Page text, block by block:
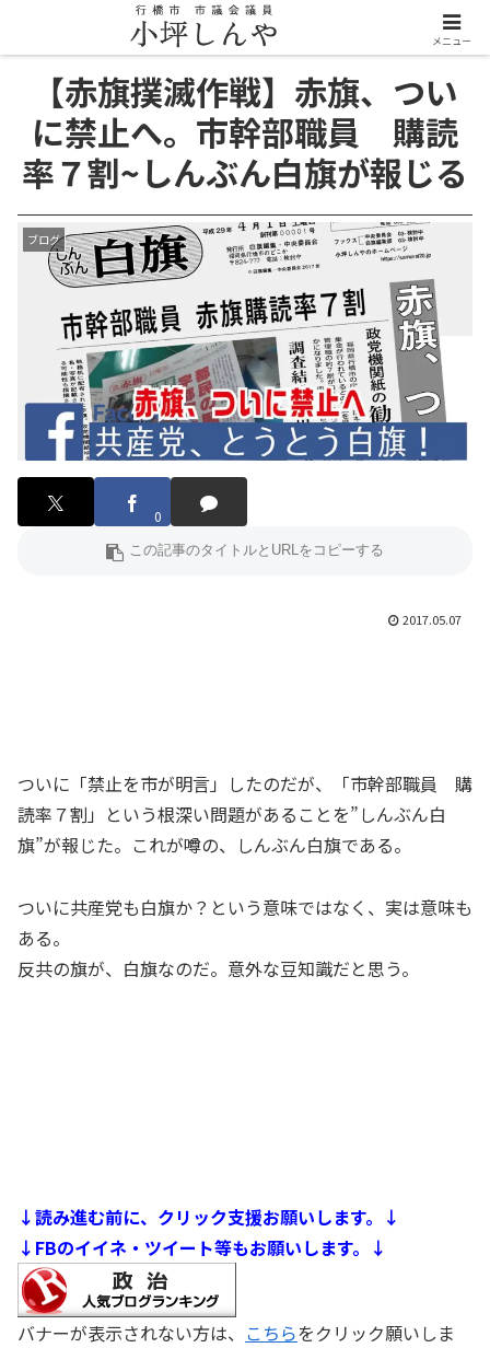
【赤旗撲滅作戦】赤旗、つい
に禁止へ。市幹部職員 購読
率７割~しんぶん白旗が報じる
ブログ
0
2017.05.07
ついに「禁止を市が明言」したのだが、「市幹部職員 購
読率７割」という根深い問題があることを”しんぶん白
旗”が報じた。これが噂の、しんぶん白旗である。
ついに共産党も白旗か？という意味ではなく、実は意味も
ある。
反共の旗が、白旗なのだ。意外な豆知識だと思う。
↓読み進む前に、クリック支援お願いします。↓
↓FBのイイネ・ツイート等もお願いします。↓
バナーが表示されない方は、 こちらをクリック願いしま
メニュー